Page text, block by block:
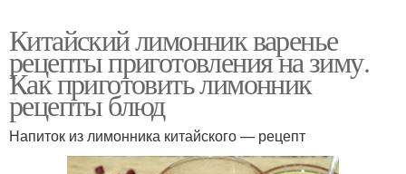
Китайский лимонник варенье
рецепты приготовления на зиму.
Как приготовить лимонник
рецепты блюд
Напиток из лимонника китайского — рецепт